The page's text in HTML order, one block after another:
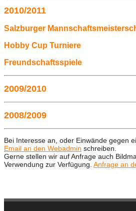
2010/2011
Salzburger
Hobby Cup Turniere
Freundschaftsspiele
2009/2010
2008/2009
Bei Interesse an, oder Einwände gegen
Email an den Webadmin schreiben.
Gerne stellen wir auf Anfrage auch
Verwendung zur Verfügung. Anfrage an